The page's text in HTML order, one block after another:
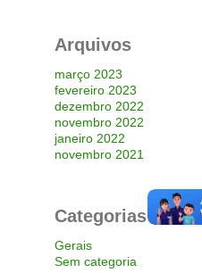
Arquivos
março 2023
fevereiro 2023
dezembro 2022
novembro 2022
janeiro 2022
novembro 2021
Categorias
Gerais
Sem categoria